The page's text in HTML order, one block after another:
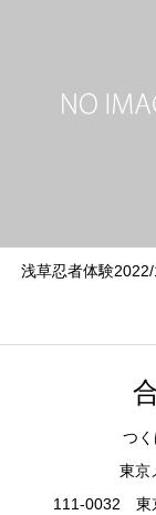
浅草忍者体験
つ
東京
111-0032 東